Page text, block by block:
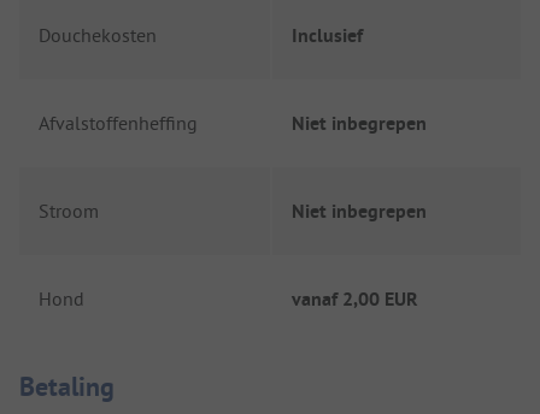
Douchekosten Inclusief
Afvalstoffenheffing Niet inbegrepen
Stroom Niet inbegrepen
Hond vanaf 2,00 EUR
Betaalinformatie
Betaling